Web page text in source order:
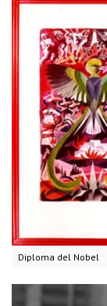
Diploma del Nobel